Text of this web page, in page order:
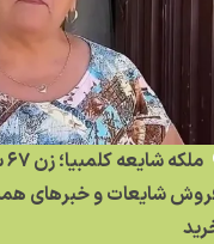
شایعات و خبر‌های